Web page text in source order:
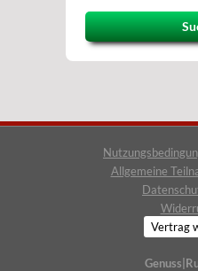
Allgemeine
Vertrag